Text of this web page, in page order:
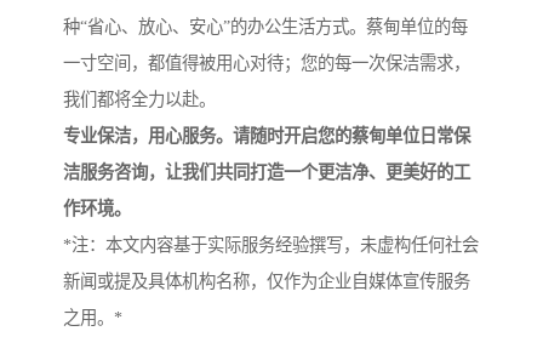
种“省心、放心、安心”的办公生活方式。蔡甸单位的每
一寸空间，都值得被用心对待；您的每一次保洁需求，
我们都将全力以赴。
专业保洁，用心服务。请随时开启您的蔡甸单位日常保
洁服务咨询，让我们共同打造一个更洁净、更美好的工
作环境。
*注：本文内容基于实际服务经验撰写，未虚构任何社会
新闻或提及具体机构名称，仅作为企业自媒体宣传服务
之用。*